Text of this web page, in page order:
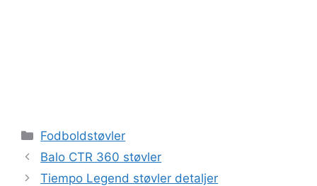
Kategorier
Fodboldstøvler
Balo CTR 360 støvler
Tiempo Legend støvler detaljer